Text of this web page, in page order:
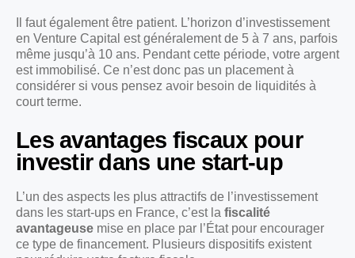
Il faut également être patient. L’horizon d’investissement
en Venture Capital est généralement de 5 à 7 ans, parfois
même jusqu’à 10 ans. Pendant cette période, votre argent
est immobilisé. Ce n’est donc pas un placement à
considérer si vous pensez avoir besoin de liquidités à
court terme.
Les avantages fiscaux pour
investir dans une start-up
L’un des aspects les plus attractifs de l’investissement
dans les start-ups en France, c’est la fiscalité
avantageuse mise en place par l’État pour encourager
ce type de financement. Plusieurs dispositifs existent